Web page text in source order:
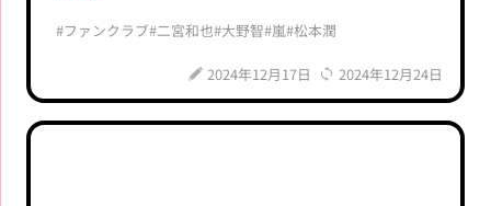
#ファンクラブ#二宮和也#大野智#嵐#松本潤
2024年12月17日 2024年12月24日